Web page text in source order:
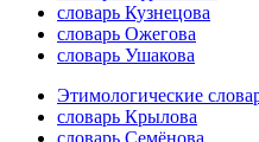
словарь Кузнецова
словарь Ожегова
словарь Ушакова
Этимологические
словарь Крылова